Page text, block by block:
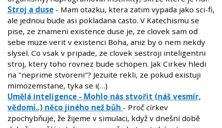
Stroj a duse - Mam otazku, ktera zatim vypada jako sci-fi,
ale jednou bude asi pokladana casto. V Katechismu se
pise, ze znameni existence duse je, ze clovek sam od
sebe muze verit v existenci Boha, aniz by o nem nekdy
slysel. Co vsak v pripade, ze clovek sestroji inteligentni
stroj, ktery toho rovnez bude schopen. Jak Cirkev hledi
na "neprime stvoreni"? Jezuite rekli, ze pokud existuji
mimozemstane, tyka se i(…)
Umělá inteligence - Mohlo nás stvořit (náš vesmír,
vědomí..) něco jiného než bůh - Proč církev
zpochybňuje, že žijeme v simulaci, když v dnešní době